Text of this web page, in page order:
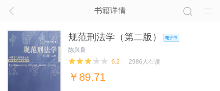
书籍详情
规范刑法学（第二版）
陈兴良
6.2
2986人在读
￥ 89.71